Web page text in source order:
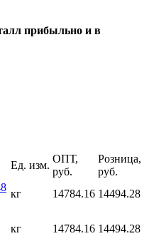
прибыльно и в
Ед. изм.
ОПТ,
руб.
Розница,
руб.
кг 14784.16 14494.28
кг 14784.16 14494.28